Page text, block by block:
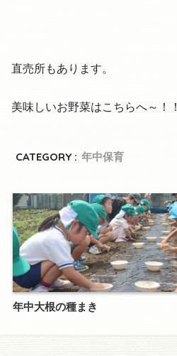
直売所もあります。
美味しいお野菜はこちらへ～！！
CATEGORY : 年中保育
年中大根の種まき